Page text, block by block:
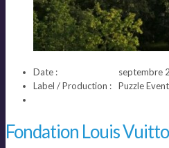
Date :
septembre
Label / Production :
Puzzle
Fondation Louis